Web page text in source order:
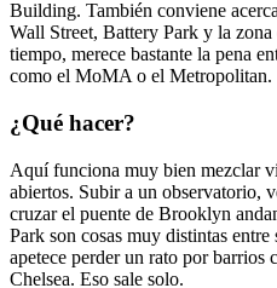
Building. También conviene
Wall Street, Battery Park y la
tiempo, merece bastante la pena
como el MoMA o el Metropolitan.
¿Qué hacer?
Aquí funciona muy bien mezclar
abiertos. Subir a un observatorio,
cruzar el puente de Brooklyn
Park son cosas muy distintas
apetece perder un rato por
Chelsea. Eso sale solo.